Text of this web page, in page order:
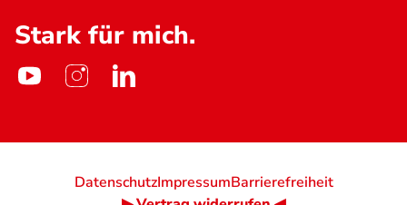
Stark für mich.
DatenschutzImpressumBarrierefreiheit